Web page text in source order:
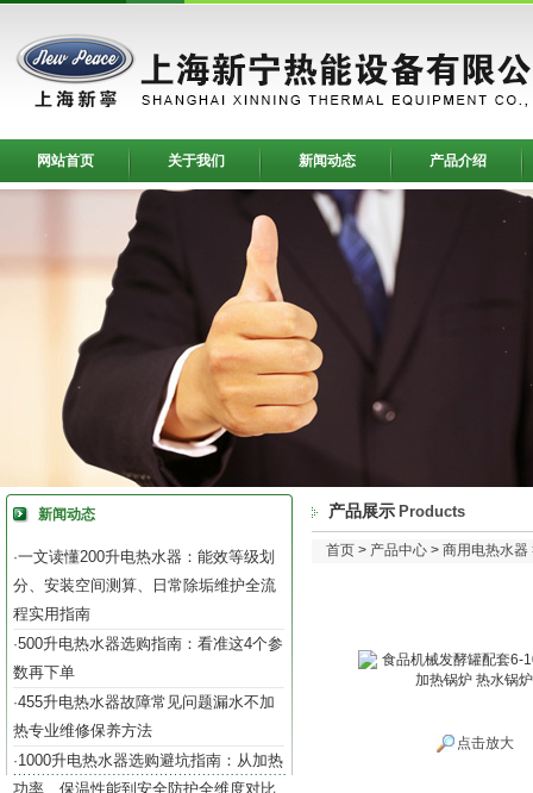
网站首页 关于我们 新闻动态 产品介绍
新闻动态
·一文读懂200升电热水器：能效等级划
分、安装空间测算、日常除垢维护全流
程实用指南
·500升电热水器选购指南：看准这4个参
数再下单
·455升电热水器故障常见问题漏水不加
热专业维修保养方法
·1000升电热水器选购避坑指南：从加热
功率、保温性能到安全防护全维度对比
产品展示 Products
首页 > 产品中心 > 商用电热水器
点击放大